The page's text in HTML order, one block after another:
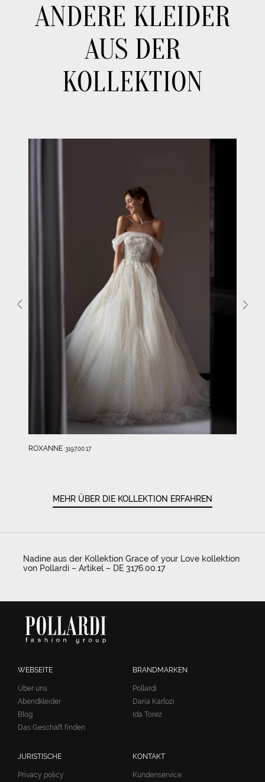
ANDERE KLEIDER
AUS DER
KOLLEKTION
ROXANNE 3197.00.17
MEHR ÜBER DIE KOLLEKTION ERFAHREN
Nadine aus der Kollektion Grace of your Love kollektion
von Pollardi – Artikel – DE 3176.00.17
WEBSEITE
Über uns
Abendkleider
Blog
Das Geschäft finden
BRANDMARKEN
Pollardi
Daria Karlozi
Ida Torez
JURISTISCHE
Privacy policy
KONTAKT
Kundenservice: